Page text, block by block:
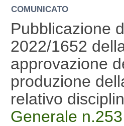
COMUNICATO
Pubblicazione
2022/1652
approvazione
produzione
relativo
Generale